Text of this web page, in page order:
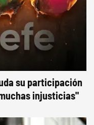
su participación
injusticias"